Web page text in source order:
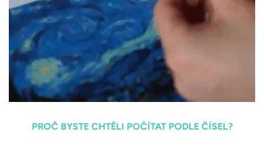
PROČ BYSTE CHTĚLI POČÍTAT PODLE ČÍSEL?